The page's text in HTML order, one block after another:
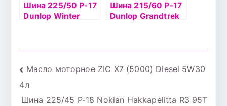
Шина 225/50 Р-17
Dunlop Winter
Шина 215/60 Р-17
Dunlop Grandtrek
Навигация
по
Масло моторное ZIC X7 (5000) Diesel 5W30
4л
Шина 225/45 Р-18 Nokian Hakkapelitta R3 95T